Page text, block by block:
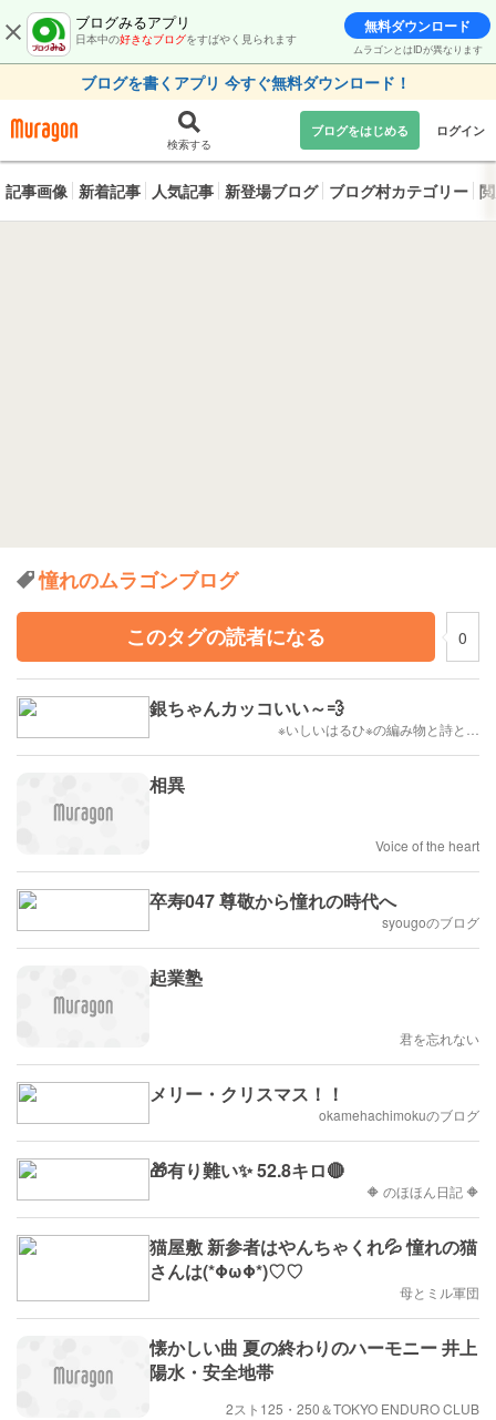
ブログみるアプリ
日本中の好きなブログをすばやく見られます
無料ダウンロード
ムラゴンとはIDが異なります
ブログを書くアプリ 今すぐ無料ダウンロード！
検索する
ブログをはじめる ログイン
記事画像 新着記事 人気記事 新登場ブログ ブログ村カテゴリー
憧れのムラゴンブログ
このタグの読者になる
0
銀ちゃんカッコいい～💨
※いしいはるひ※の編み物と詩と…
相異
Voice of the heart
卒寿047 尊敬から憧れの時代へ
syougoのブログ
起業塾
君を忘れない
メリー・クリスマス！！
okamehachimokuのブログ
🎁有り難い✨ 52.8キロ🔴
🔶 のほほん日記 🔶
猫屋敷 新参者はやんちゃくれ💦 憧れの猫
さんは(*ΦωΦ*)♡♡
母とミル軍団
懐かしい曲 夏の終わりのハーモニー 井上
陽水・安全地帯
2スト125・250＆TOKYO ENDURO CLUB